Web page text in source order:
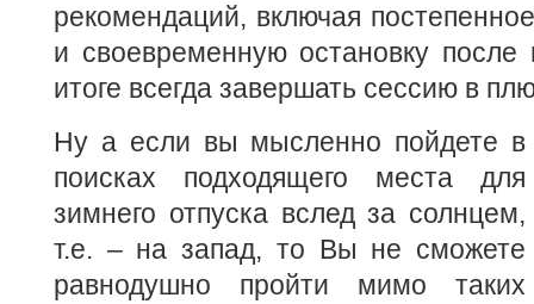
рекомендаций, включая
и своевременную остановку
итоге всегда завершать сессию в
Ну а если вы мысленно пойдете в
поисках подходящего места для
зимнего отпуска вслед за солнцем,
т.е. – на запад, то Вы не сможете
равнодушно пройти мимо таких